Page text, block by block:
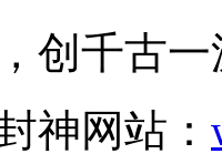
创千古一
神网站：